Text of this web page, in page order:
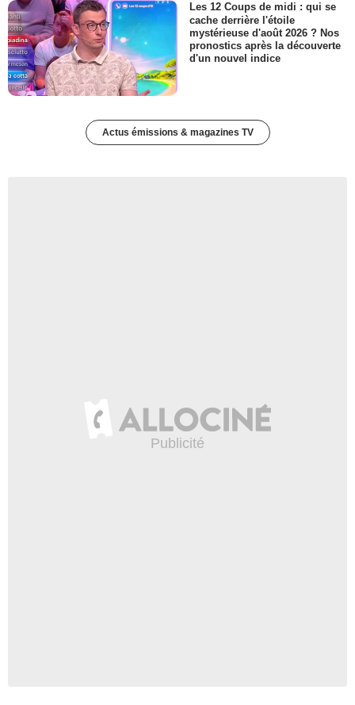
Les 12 Coups de midi : qui se
cache derrière l'étoile
mystérieuse d'août 2026 ? Nos
pronostics après la découverte
d'un nouvel indice
Actus émissions & magazines TV